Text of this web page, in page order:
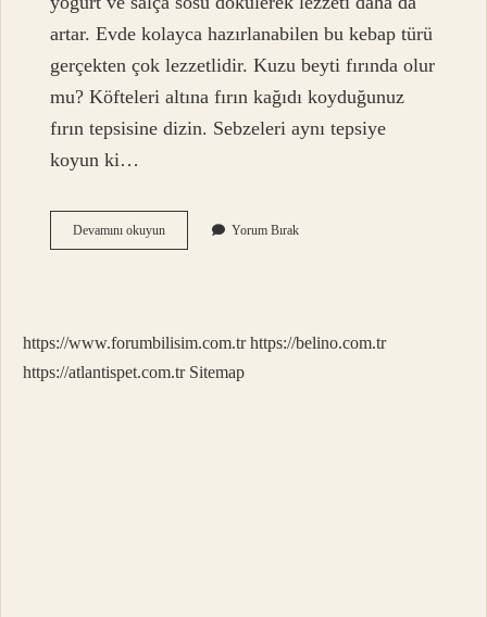
artar. Evde kolayca hazırlanabilen bu kebap türü
gerçekten çok lezzetlidir. Kuzu beyti fırında olur
mu? Köfteleri altına fırın kağıdı koyduğunuz
fırın tepsisine dizin. Sebzeleri aynı tepsiye
koyun ki…
Devamını okuyunBeyti
Kuzu
Yorum Bırak
https://www.forumbilisim.com.tr https://belino.com.tr
https://atlantispet.com.tr Sitemap